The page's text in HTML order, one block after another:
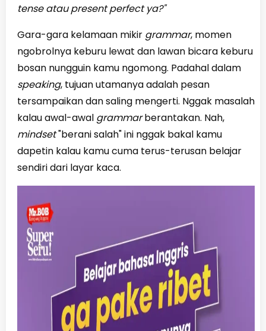
tense atau present perfect ya?"
Gara-gara kelamaan mikir grammar, momen
ngobrolnya keburu lewat dan lawan bicara keburu
bosan nungguin kamu ngomong. Padahal dalam
speaking, tujuan utamanya adalah pesan
tersampaikan dan saling mengerti. Nggak masalah
kalau awal-awal grammarberantakan. Nah,
mindset"berani salah" ini nggak bakal kamu
dapetin kalau kamu cuma terus-terusan belajar
sendiri dari layar kaca.